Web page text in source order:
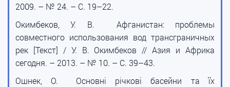
2009. – № 24. – С. 19–22.
Окимбеков, У. В. Афганистан: проблемы
совместного использования вод трансграничных
рек [Текст] / У. В. Окимбеков // Азия и Африка
сегодня. – 2013. – № 10. – С. 39–43.
Ошнек, О. Основні річкові басейни та їх